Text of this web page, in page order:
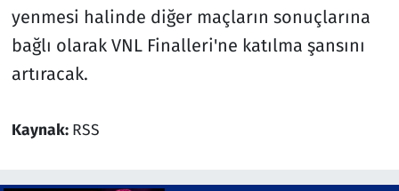
yenmesi halinde diğer maçların sonuçlarına
bağlı olarak VNL Finalleri'ne katılma şansını
artıracak.
Kaynak: RSS